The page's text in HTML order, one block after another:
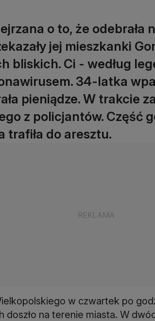
o to, że odebrała
jej mieszkanki
bliskich. Ci - według
34-latka
pieniądze. W trakcie
z policjantów. Część
trafiła do aresztu.
w czwartek po
doszło na terenie miasta. W